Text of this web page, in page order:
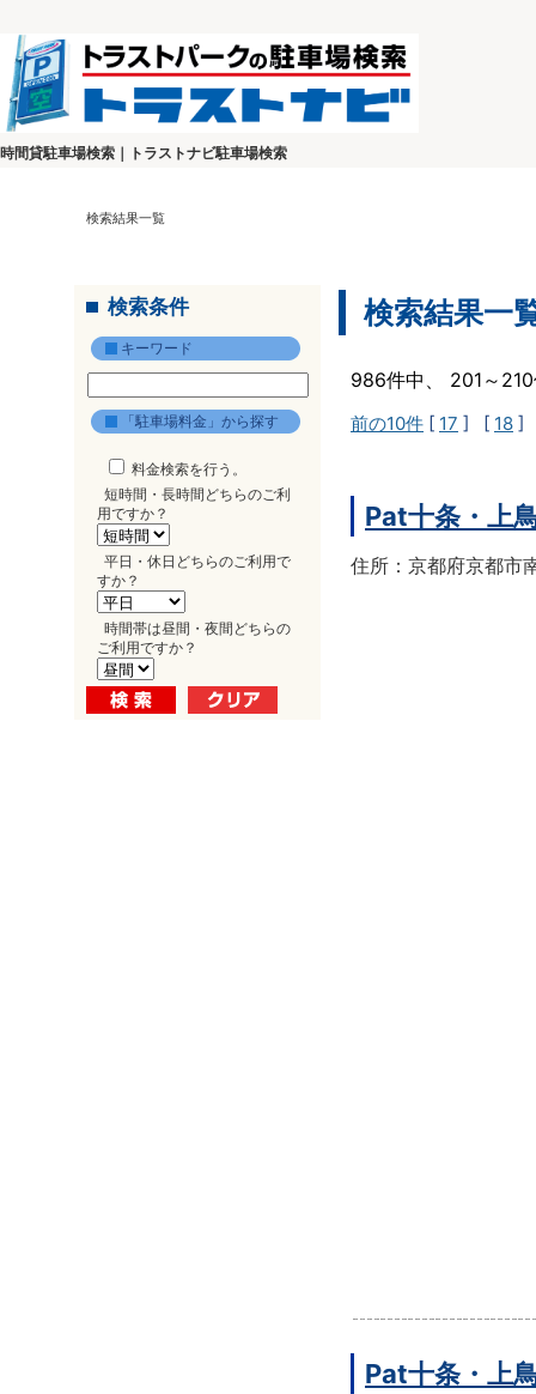
時間貸駐車場検索｜トラストナビ駐車場検索
検索結果一覧
検索条件
キーワード
「駐車場料金」から探す
料金検索を行う。
短時間・長時間どちらのご利
用ですか？
平日・休日どちらのご利用で
すか？
時間帯は昼間・夜間どちらの
ご利用ですか？
検索結果一
986件中、 201～
前の10件 [ 17 ] [ 18 ]
Pat十条・上
住所：京都府京都市
Pat十条・上